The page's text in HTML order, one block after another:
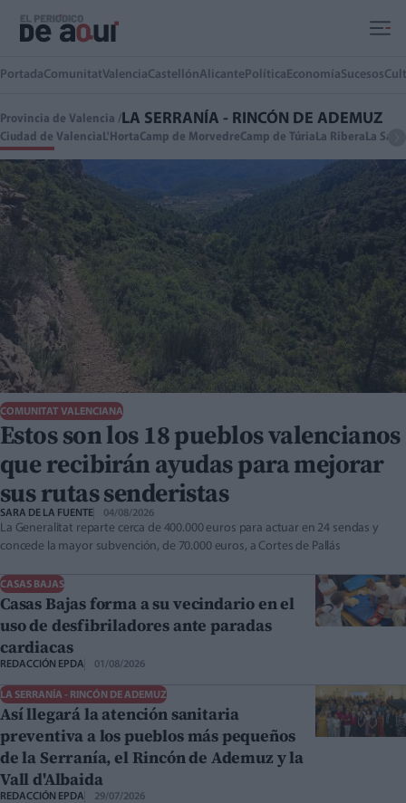
PortadaComunitatValenciaCastellónAlicante Política EconomíaSucesos
Provincia de Valencia /LA SERRANÍA - RINCÓN DE ADEMUZ
Ciudad de ValenciaL'HortaCamp de MorvedreCamp de TúriaLa RiberaLa Safor
COMUNITAT VALENCIANA
Estos son los 18 pueblos valencianos
que recibirán ayudas para mejorar
sus rutas senderistas
SARA DE LA FUENTE 04/08/2026
La Generalitat reparte cerca de 400.000 euros para actuar en 24 sendas y
concede la mayor subvención, de 70.000 euros, a Cortes de Pallás
CASAS BAJAS
Casas Bajas forma a su vecindario en el
uso de desfibriladores ante paradas
cardiacas
REDACCIÓN EPDA 01/08/2026
LA SERRANÍA - RINCÓN DE ADEMUZ
Así llegará la atención sanitaria
preventiva a los pueblos más pequeños
de la Serranía, el Rincón de Ademuz y la
Vall d'Albaida
REDACCIÓN EPDA 29/07/2026